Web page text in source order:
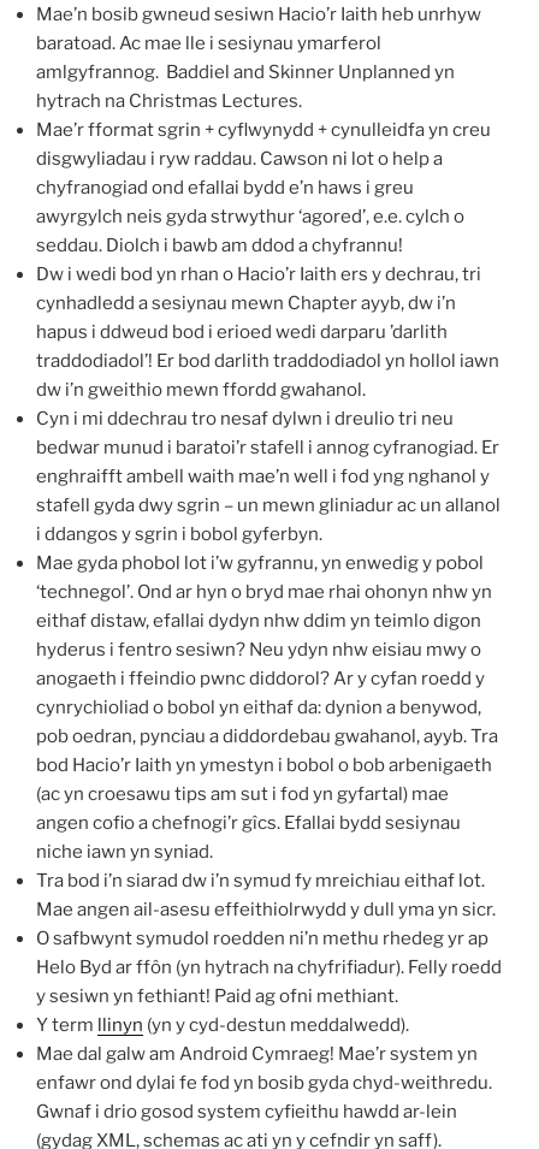
Mae’n bosib gwneud sesiwn Hacio’r Iaith heb unrhyw
baratoad. Ac mae lle i sesiynau ymarferol
amlgyfrannog. Baddiel and Skinner Unplanned yn
hytrach na Christmas Lectures.
Mae’r fformat sgrin + cyflwynydd + cynulleidfa yn creu
disgwyliadau i ryw raddau. Cawson ni lot o help a
chyfranogiad ond efallai bydd e’n haws i greu
awyrgylch neis gyda strwythur ‘agored’, e.e. cylch o
seddau. Diolch i bawb am ddod a chyfrannu!
Dw i wedi bod yn rhan o Hacio’r Iaith ers y dechrau, tri
cynhadledd a sesiynau mewn Chapter ayyb, dw i’n
hapus i ddweud bod i erioed wedi darparu ’darlith
traddodiadol’! Er bod darlith traddodiadol yn hollol iawn
dw i’n gweithio mewn ffordd gwahanol.
Cyn i mi ddechrau tro nesaf dylwn i dreulio tri neu
bedwar munud i baratoi’r stafell i annog cyfranogiad. Er
enghraifft ambell waith mae’n well i fod yng nghanol y
stafell gyda dwy sgrin – un mewn gliniadur ac un allanol
i ddangos y sgrin i bobol gyferbyn.
Mae gyda phobol lot i’w gyfrannu, yn enwedig y pobol
‘technegol’. Ond ar hyn o bryd mae rhai ohonyn nhw yn
eithaf distaw, efallai dydyn nhw ddim yn teimlo digon
hyderus i fentro sesiwn? Neu ydyn nhw eisiau mwy o
anogaeth i ffeindio pwnc diddorol? Ar y cyfan roedd y
cynrychioliad o bobol yn eithaf da: dynion a benywod,
pob oedran, pynciau a diddordebau gwahanol, ayyb. Tra
bod Hacio’r Iaith yn ymestyn i bobol o bob arbenigaeth
(ac yn croesawu tips am sut i fod yn gyfartal) mae
angen cofio a chefnogi’r gîcs. Efallai bydd sesiynau
niche iawn yn syniad.
Tra bod i’n siarad dw i’n symud fy mreichiau eithaf lot.
Mae angen ail-asesu effeithiolrwydd y dull yma yn sicr.
O safbwynt symudol roedden ni’n methu rhedeg yr ap
Helo Byd ar ffôn (yn hytrach na chyfrifiadur). Felly roedd
y sesiwn yn fethiant! Paid ag ofni methiant.
Y term llinyn (yn y cyd-destun meddalwedd).
Mae dal galw am Android Cymraeg! Mae’r system yn
enfawr ond dylai fe fod yn bosib gyda chyd-weithredu.
Gwnaf i drio gosod system cyfieithu hawdd ar-lein
(gydag XML, schemas ac ati yn y cefndir yn saff).